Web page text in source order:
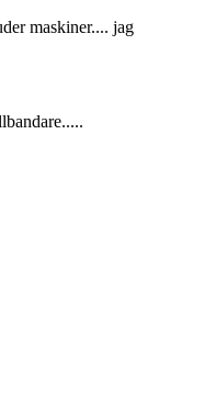
maskiner.... jag